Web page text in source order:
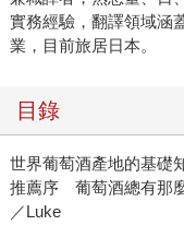
實務經驗，翻譯領域涵
業，目前旅居日本。
目錄
世界葡萄酒產地的基礎
推薦序 葡萄酒總有那
／Luke